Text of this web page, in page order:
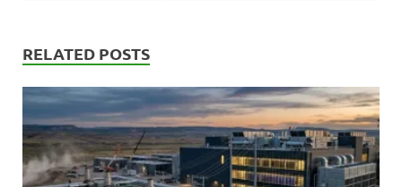
RELATED POSTS